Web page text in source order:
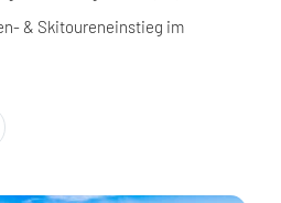
& Skitoureneinstieg im